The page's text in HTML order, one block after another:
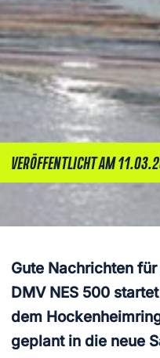
VERÖFFENTLICHT AM
Gute Nachrichten
DMV NES 500
dem
geplant in die neue